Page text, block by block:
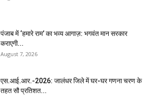
पंजाब में ‘हमारे राम’ का भव्य आगाज़: भगवंत मान सरकार
कराएगी...
August 7, 2026
एस.आई.आर.-2026: जालंधर जिले में घर-घर गणना चरण के
तहत सौ प्रतिशत...